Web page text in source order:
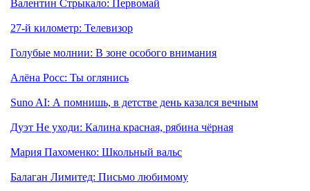
Валентин Стрыкало: Первомай
27-й километр: Телевизор
Голубые молнии: В зоне особого внимания
Алёна Росс: Ты оглянись
Suno AI: А помнишь, в детстве день казался вечным
Дуэт Не уходи: Калина красная, рябина чёрная
Мария Пахоменко: Школьный вальс
Балаган Лимитед: Письмо любимому